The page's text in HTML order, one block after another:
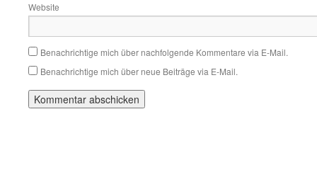
Website
Benachrichtige mich über nachfolgende Kommentare via E-Mail.
Benachrichtige mich über neue Beiträge via E-Mail.